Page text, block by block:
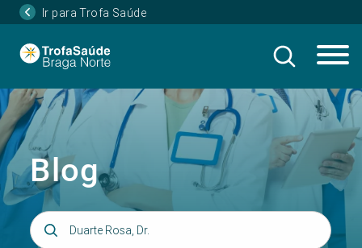
Ir para Trofa Saúde
Blog